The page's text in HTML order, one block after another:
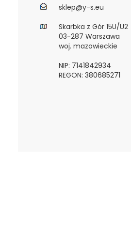
sklep@y-s.eu
Skarbka z Gór 15U/U2
03-287 Warszawa
woj. mazowieckie
NIP: 7141842934
REGON: 380685271